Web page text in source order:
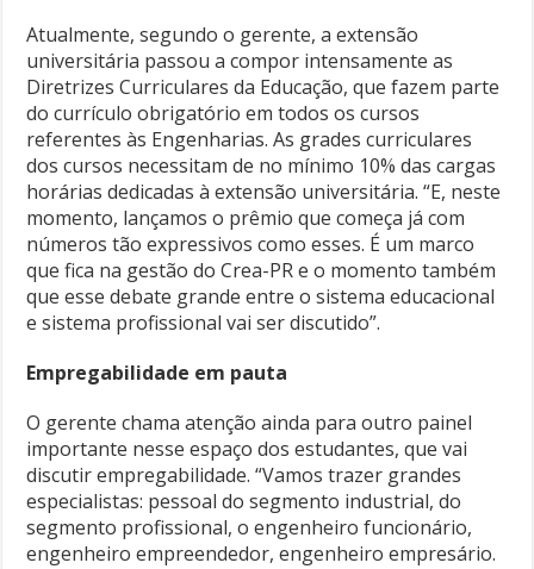
Atualmente, segundo o gerente, a extensão
universitária passou a compor intensamente as
Diretrizes Curriculares da Educação, que fazem parte
do currículo obrigatório em todos os cursos
referentes às Engenharias. As grades curriculares
dos cursos necessitam de no mínimo 10% das cargas
horárias dedicadas à extensão universitária. “E, neste
momento, lançamos o prêmio que começa já com
números tão expressivos como esses. É um marco
que fica na gestão do Crea-PR e o momento também
que esse debate grande entre o sistema educacional
e sistema profissional vai ser discutido”.
Empregabilidade em pauta
O gerente chama atenção ainda para outro painel
importante nesse espaço dos estudantes, que vai
discutir empregabilidade. “Vamos trazer grandes
especialistas: pessoal do segmento industrial, do
segmento profissional, o engenheiro funcionário,
engenheiro empreendedor, engenheiro empresário.